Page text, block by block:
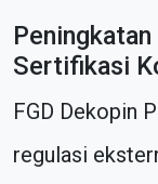
Sertifikasi
FGD Dekopin
regulasi